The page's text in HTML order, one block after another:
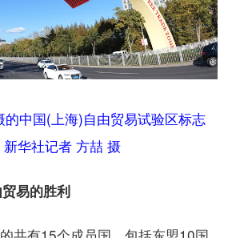
中国(上海)自由贸易试验区标志
新华社记者 方喆 摄
易的胜利